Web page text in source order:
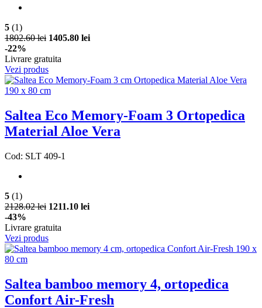
5 (1)
1802.60 lei 1405.80 lei
-22%
Livrare gratuita
Vezi produs
Saltea Eco Memory-Foam 3 Ortopedica
Material Aloe Vera
Cod: SLT 409-1
5 (1)
2128.02 lei 1211.10 lei
-43%
Livrare gratuita
Vezi produs
Saltea bamboo memory 4, ortopedica
Confort Air-Fresh